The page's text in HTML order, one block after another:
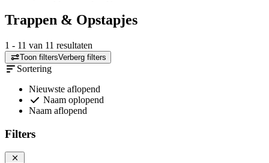
Trappen & Opstapjes
1 - 11 van 11 resultaten
Toon filtersVerberg filters
Sortering
Nieuwste aflopend
Naam oplopend
Naam aflopend
Filters